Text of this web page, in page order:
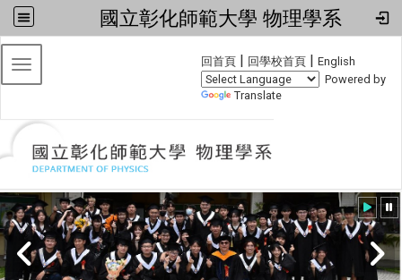
國立彰化師範大學 物理學系
回首頁 | 回學校首頁 | English
Powered by
Translate
Toggle navigation